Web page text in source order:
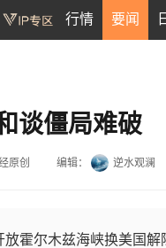
行情 要闻
谈僵局难破
原创 编辑： 逆水观澜
放霍尔木兹海峡换美国